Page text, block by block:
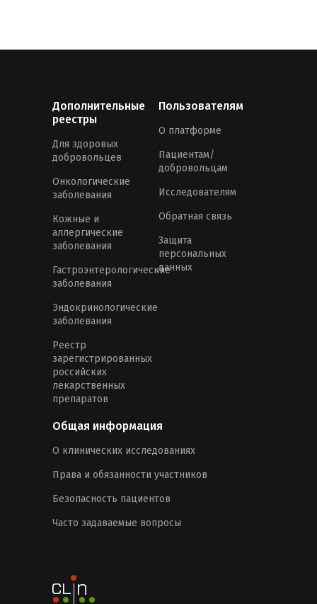
Дополнительные
реестры
Для здоровых
добровольцев
Онкологические
заболевания
Кожные и
аллергические
заболевания
Гастроэнтерологические
заболевания
Эндокринологические
заболевания
Реестр
зарегистрированных
российских
лекарственных
препаратов
Пользователям
О платформе
Пациентам/
добровольцам
Исследователям
Обратная связь
Защита
персональных
данных
Общая информация
О клинических исследованиях
Права и обязанности участников
Безопасность пациентов
Часто задаваемые вопросы